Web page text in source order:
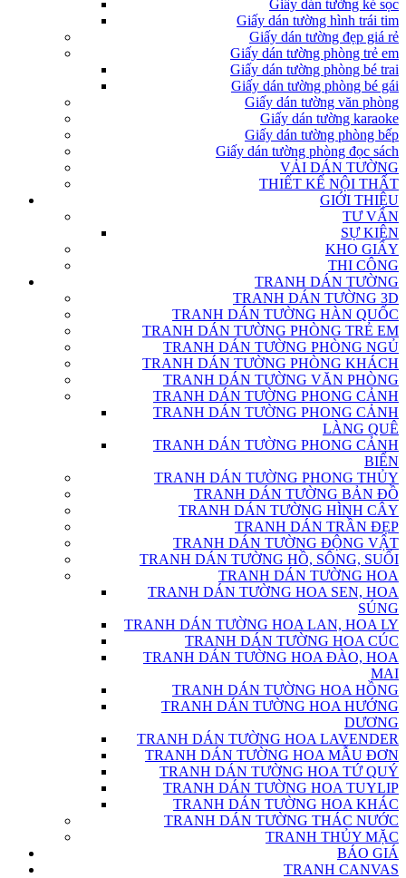
Giấy dán tường kẻ sọc
Giấy dán tường hình trái tim
Giấy dán tường đẹp giá rẻ
Giấy dán tường phòng trẻ em
Giấy dán tường phòng bé trai
Giấy dán tường phòng bé gái
Giấy dán tường văn phòng
Giấy dán tường karaoke
Giấy dán tường phòng bếp
Giấy dán tường phòng đọc sách
VẢI DÁN TƯỜNG
THIẾT KẾ NỘI THẤT
GIỚI THIỆU
TƯ VẤN
SỰ KIỆN
KHO GIẤY
THI CÔNG
TRANH DÁN TƯỜNG
TRANH DÁN TƯỜNG 3D
TRANH DÁN TƯỜNG HÀN QUỐC
TRANH DÁN TƯỜNG PHÒNG TRẺ EM
TRANH DÁN TƯỜNG PHÒNG NGỦ
TRANH DÁN TƯỜNG PHÒNG KHÁCH
TRANH DÁN TƯỜNG VĂN PHÒNG
TRANH DÁN TƯỜNG PHONG CẢNH
TRANH DÁN TƯỜNG PHONG CẢNH
LÀNG QUÊ
TRANH DÁN TƯỜNG PHONG CẢNH
BIỂN
TRANH DÁN TƯỜNG PHONG THỦY
TRANH DÁN TƯỜNG BẢN ĐỒ
TRANH DÁN TƯỜNG HÌNH CÂY
TRANH DÁN TRẦN ĐẸP
TRANH DÁN TƯỜNG ĐỘNG VẬT
TRANH DÁN TƯỜNG HỒ, SÔNG, SUỐI
TRANH DÁN TƯỜNG HOA
TRANH DÁN TƯỜNG HOA SEN, HOA
SÚNG
TRANH DÁN TƯỜNG HOA LAN, HOA LY
TRANH DÁN TƯỜNG HOA CÚC
TRANH DÁN TƯỜNG HOA ĐÀO, HOA
MAI
TRANH DÁN TƯỜNG HOA HỒNG
TRANH DÁN TƯỜNG HOA HƯỚNG
DƯƠNG
TRANH DÁN TƯỜNG HOA LAVENDER
TRANH DÁN TƯỜNG HOA MẪU ĐƠN
TRANH DÁN TƯỜNG HOA TỨ QUÝ
TRANH DÁN TƯỜNG HOA TUYLIP
TRANH DÁN TƯỜNG HOA KHÁC
TRANH DÁN TƯỜNG THÁC NƯỚC
TRANH THỦY MẶC
BÁO GIÁ
TRANH CANVAS